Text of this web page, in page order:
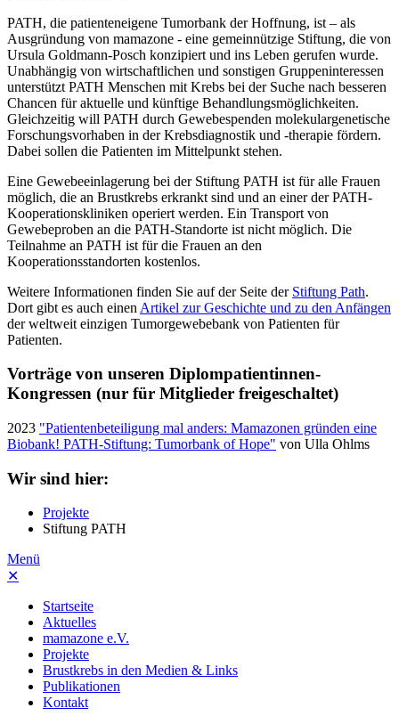
PATH, die patienteneigene Tumorbank der Hoffnung, ist – als
Ausgründung von mamazone - eine gemeinnützige Stiftung, die von
Ursula Goldmann-Posch konzipiert und ins Leben gerufen wurde.
Unabhängig von wirtschaftlichen und sonstigen Gruppeninteressen
unterstützt PATH Menschen mit Krebs bei der Suche nach besseren
Chancen für aktuelle und künftige Behandlungsmöglichkeiten.
Gleichzeitig will PATH durch Gewebespenden molekulargenetische
Forschungsvorhaben in der Krebsdiagnostik und -therapie fördern.
Dabei sollen die Patienten im Mittelpunkt stehen.
Eine Gewebeeinlagerung bei der Stiftung PATH ist für alle Frauen
möglich, die an Brustkrebs erkrankt sind und an einer der PATH-
Kooperationskliniken operiert werden. Ein Transport von
Gewebeproben an die PATH-Standorte ist nicht möglich. Die
Teilnahme an PATH ist für die Frauen an den
Kooperationsstandorten kostenlos.
Weitere Informationen finden Sie auf der Seite der Stiftung Path.
Dort gibt es auch einen Artikel zur Geschichte und zu den Anfängen
der weltweit einzigen Tumorgewebebank von Patienten für
Patienten.
Vorträge von unseren Diplompatientinnen-
Kongressen (nur für Mitglieder freigeschaltet)
2023 "Patientenbeteiligung mal anders: Mamazonen gründen eine
Biobank! PATH-Stiftung: Tumorbank of Hope" von Ulla Ohlms
Wir sind hier:
Projekte
Stiftung PATH
Menü
✕
Startseite
Aktuelles
mamazone e.V.
Projekte
Brustkrebs in den Medien & Links
Publikationen
Kontakt